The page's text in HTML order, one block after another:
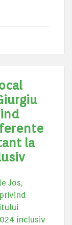
la
Jos,
inclusiv